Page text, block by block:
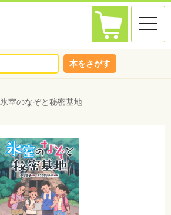
toggle
本をさがす
氷室のなぞと秘密基地